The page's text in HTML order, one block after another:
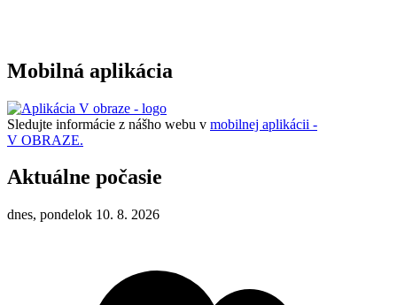
Mobilná aplikácia
Sledujte informácie z nášho webu v mobilnej aplikácii -
V OBRAZE.
Aktuálne počasie
dnes, pondelok 10. 8. 2026